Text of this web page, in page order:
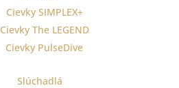
Cievky SIMPLEX+
Cievky The LEGEND
Cievky PulseDive
Slúchadlá